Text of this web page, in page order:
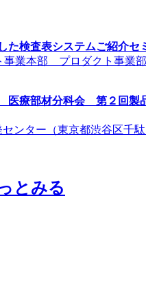
た検査表システムご紹介セ
事業本部 プロダクト事業部
医療部材分科会 第２回製
センター（東京都渋谷区
とみる